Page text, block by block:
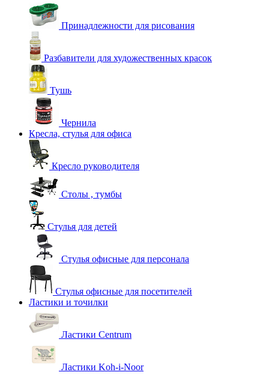
Принадлежности для рисования
Разбавители для художественных красок
Тушь
Чернила
Кресла, стулья для офиса
Кресло руководителя
Столы , тумбы
Стулья для детей
Стулья офисные для персонала
Стулья офисные для посетителей
Ластики и точилки
Ластики Centrum
Ластики Koh-i-Noor